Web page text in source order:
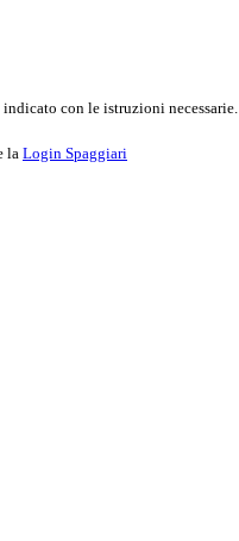
con le istruzioni necessarie.
la Login Spaggiari